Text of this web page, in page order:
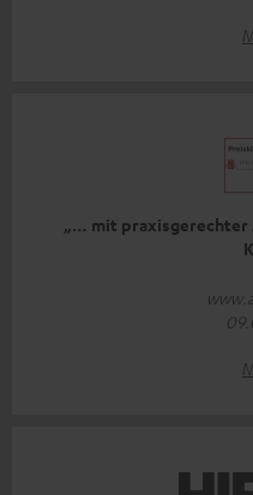
„… mit praxisgerechter